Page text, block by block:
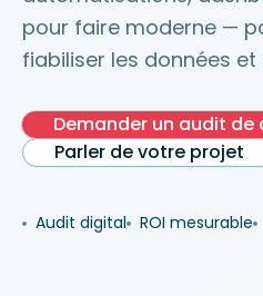
pour faire moderne —
fiabiliser les données
Demander un audit
Parler de votre projet
Audit digital ROI mesurable